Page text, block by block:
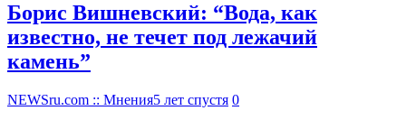
Борис Вишневский: “Вода, как
известно, не течет под лежачий
камень”
NEWSru.com :: Мнения5 лет спустя 0